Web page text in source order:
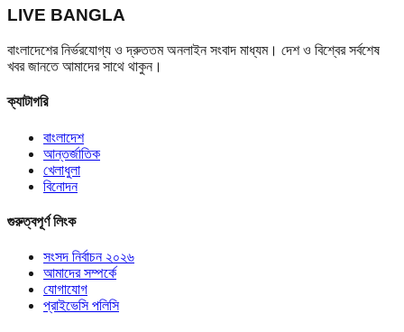
LIVE BANGLA
বাংলাদেশের নির্ভরযোগ্য ও দ্রুততম অনলাইন সংবাদ মাধ্যম। দেশ ও বিশ্বের সর্বশেষ
খবর জানতে আমাদের সাথে থাকুন।
ক্যাটাগরি
বাংলাদেশ
আন্তর্জাতিক
খেলাধুলা
বিনোদন
গুরুত্বপূর্ণ লিংক
সংসদ নির্বাচন ২০২৬
আমাদের সম্পর্কে
যোগাযোগ
প্রাইভেসি পলিসি